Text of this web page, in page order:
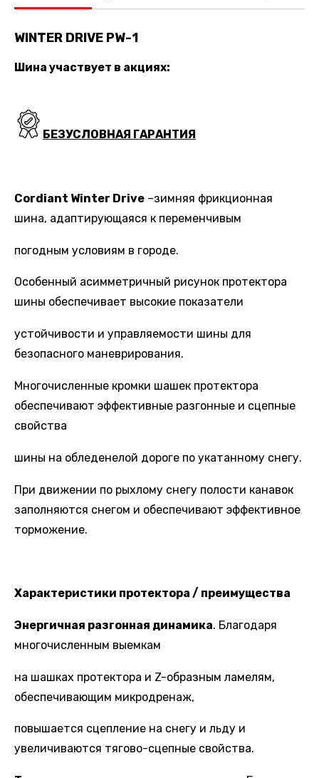
WINTER DRIVE PW-1
Шина участвует в акциях:
БЕЗУСЛОВНАЯ ГАРАНТИЯ
Cordiant Winter Drive –зимняя фрикционная
шина, адаптирующаяся к переменчивым
погодным условиям в городе.
Особенный асимметричный рисунок протектора
шины обеспечивает высокие показатели
устойчивости и управляемости шины для
безопасного маневрирования.
Многочисленные кромки шашек протектора
обеспечивают эффективные разгонные и сцепные
свойства
шины на обледенелой дороге по укатанному снегу.
При движении по рыхлому снегу полости канавок
заполняются снегом и обеспечивают эффективное
торможение.
Характеристики протектора / преимущества
Энергичная разгонная динамика. Благодаря
многочисленным выемкам
на шашках протектора и Z-образным ламелям,
обеспечивающим микродренаж,
повышается сцепление на снегу и льду и
увеличиваются тягово-сцепные свойства.